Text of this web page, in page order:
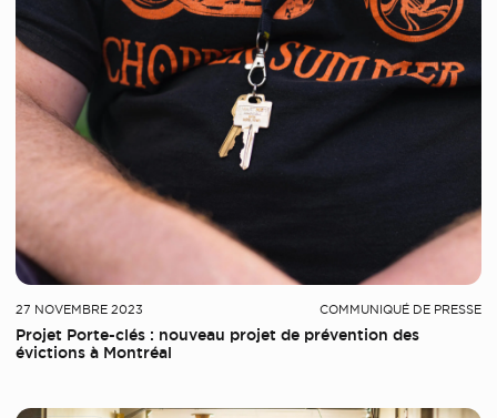
27 NOVEMBRE 2023 COMMUNIQUÉ DE PRESSE
Projet Porte-clés : nouveau projet de prévention des
évictions à Montréal